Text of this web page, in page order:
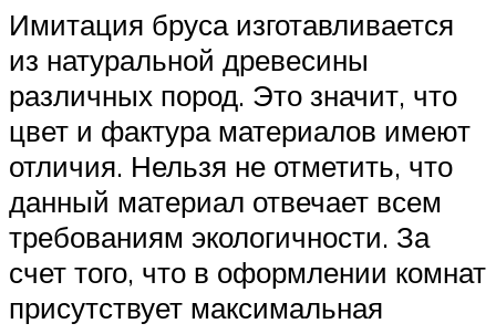
Имитация бруса изготавливается
из натуральной древесины
различных пород. Это значит, что
цвет и фактура материалов имеют
отличия. Нельзя не отметить, что
данный материал отвечает всем
требованиям экологичности. За
счет того, что в оформлении комнат
присутствует максимальная